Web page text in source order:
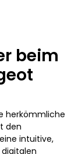
beim
herkömmliche
den
intuitive,